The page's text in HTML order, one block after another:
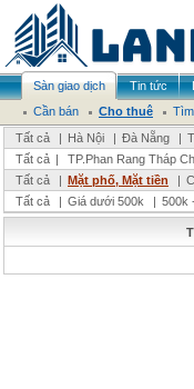
Sàn giao dịch Tin tức
Cần bán
Cho thuê
Tất cả
| Hà Nội | Đà Nẵng |
Tất cả | TP.Phan Rang Tháp
Tất cả
| Mặt phố, Mặt tiền |
Tất cả
| Giá dưới 500k | 500k